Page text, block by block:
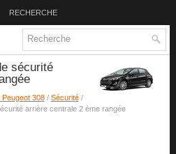
RECHERCHE
sécurité
308/ Sécurité/
arrière centrale 2 ème rangée